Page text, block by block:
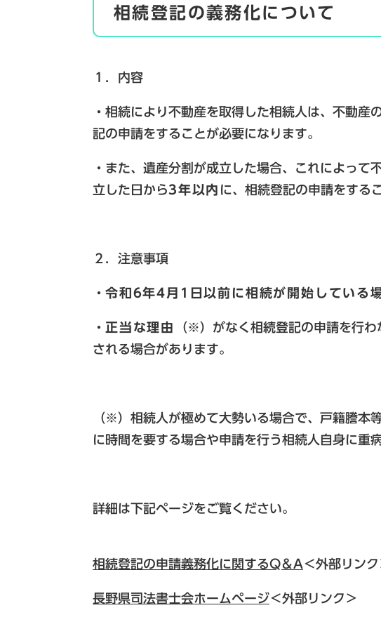
相続登記の義務化について
１．内容
・相続により不動産を取得した相続人は、不動産
記の申請をすることが必要になります。
・また、遺産分割が成立した場合、これによって
立した日から3年以内 に、相続登記の申請をする
２．注意事項
・ 令和6年4月1日以前に相続が開始している
・ 正当な理由 （※）がなく相続登記の申請を行わ
される場合があります。
（※）相続人が極めて大勢いる場合で、戸籍謄本
に時間を要する場合や申請を行う相続人自身に重
詳細は下記ページをご覧ください。
相続登記の申請義務化に関するQ＆A＜外部リンク
長野県司法書士会ホームページ＜外部リンク＞